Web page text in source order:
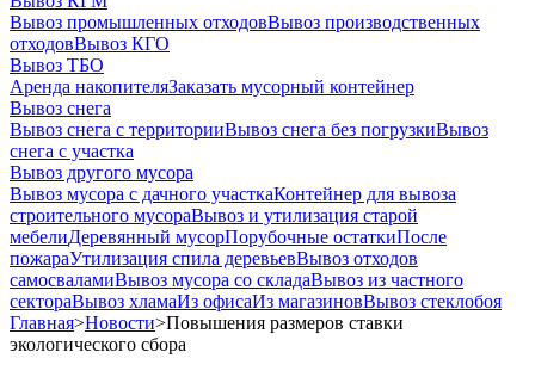
Вывоз промышленных отходовВывоз производственных
отходовВывоз КГО
Вывоз ТБО
Аренда накопителяЗаказать мусорный контейнер
Вывоз снега
Вывоз снега с территорииВывоз снега без погрузкиВывоз
снега с участка
Вывоз другого мусора
Вывоз мусора с дачного участкаКонтейнер для вывоза
строительного мусораВывоз и утилизация старой
мебелиДеревянный мусорПорубочные остаткиПосле
пожараУтилизация спила деревьевВывоз отходов
самосваламиВывоз мусора со складаВывоз из частного
сектораВывоз хламаИз офисаИз магазиновВывоз стеклобоя
Главная>Новости>Повышения размеров ставки
экологического сбора